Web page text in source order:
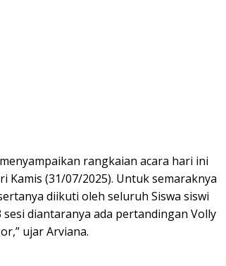
rangkaian acara hari ini
Kamis (31/07/2025). Untuk semaraknya
diikuti oleh seluruh Siswa siswi
sesi diantaranya ada pertandingan Volly
ujar Arviana.